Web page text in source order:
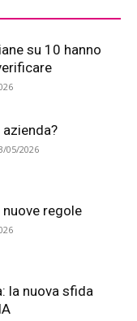
su 10 hanno
azienda?
05/2026
nuove regole
la nuova sfida